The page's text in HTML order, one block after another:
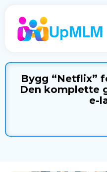
Bygg “Netflix”
Den komplette
e-